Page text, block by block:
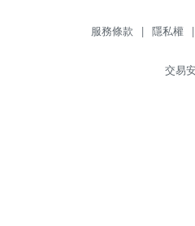
服務條款 | 隱私權 |
交易